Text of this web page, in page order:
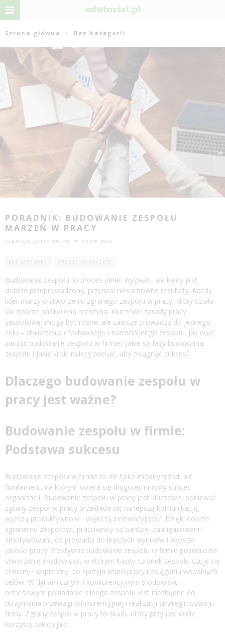
Strona główna Bez kategorii
PORADNIK: BUDOWANIE ZESPOŁU
MARZEŃ W PRACY
REDAKCJA EDUTORIAL.PL 10 LIP 2024
BEZ KATEGORII PRZEDSIĘBIORCZOŚĆ
Budowanie zespołu to proces pełen wyzwań, ale kiedy jest
dobrze przeprowadzony, przynosi niesamowite rezultaty. Każdy
lider marzy o stworzeniu zgranego zespołu w pracy, który działa
jak dobrze naoliwiona maszyna. Kluczowe zasady pracy
zespołowej mogą być różne, ale zawsze prowadzą do jednego
celu – stworzenia efektywnego i harmonijnego zespołu. Jak więc
zacząć budowanie zespołu w firmie? Jakie są fazy budowania
zespołu i jakie kroki należy podjąć, aby osiągnąć sukces?
Dlaczego budowanie zespołu w
pracy jest ważne?
Budowanie zespołu w firmie:
Podstawa sukcesu
Budowanie zespołu w firmie to nie tylko modny trend, ale
fundament, na którym opiera się długoterminowy sukces
organizacji. Budowanie zespołu w pracy jest kluczowe, ponieważ
zgrany zespół w pracy przekłada się na lepszą komunikację,
wyższą produktywność i większą innowacyjność. Dzięki dobrze
zgranemu zespołowi, pracownicy są bardziej zaangażowani i
zmotywowani, co prowadzi do lepszych wyników i wyższej
jakości pracy. Efektywne budowanie zespołu w firmie pozwala na
stworzenie środowiska, w którym każdy członek zespołu czuje się
ceniony i wspierany, co sprzyja współpracy i osiąganiu wspólnych
celów. W dynamicznym i konkurencyjnym środowisku
biznesowym posiadanie silnego zespołu jest niezbędne do
utrzymania przewagi konkurencyjnej i realizacji strategii rozwoju
firmy. Zgrany zespół w pracy to skarb, który przynosi wiele
korzyści, takich jak: